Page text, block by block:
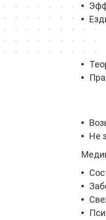
Не